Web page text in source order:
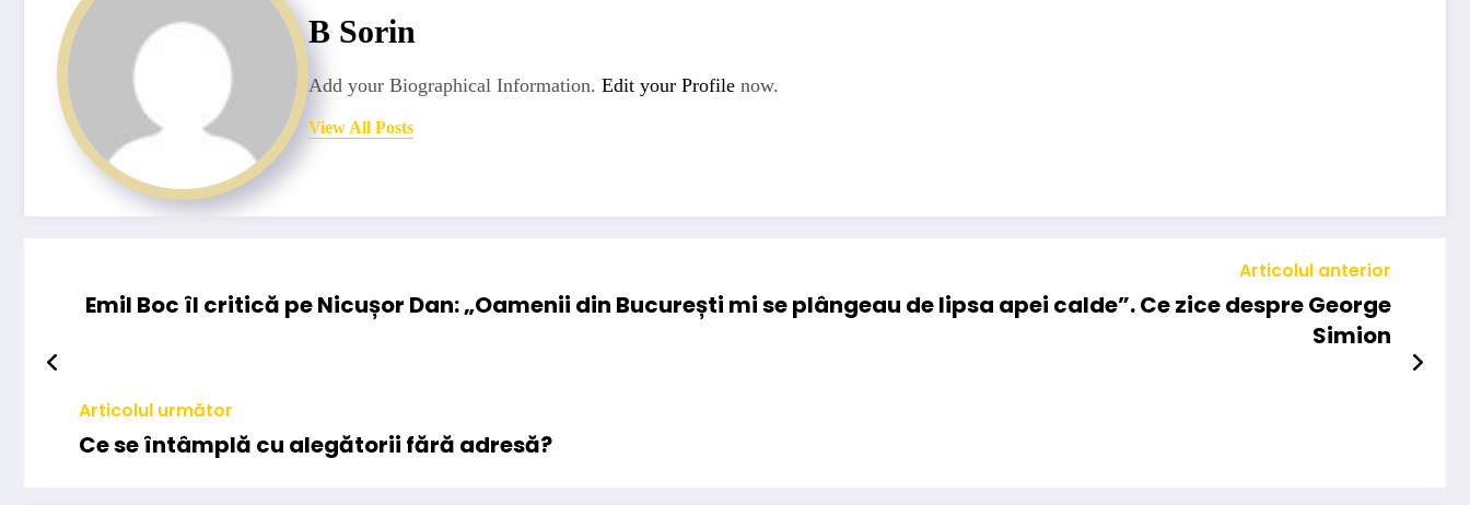
B Sorin
Add your Biographical Information. Edit your Profile now.
View All Posts
Articolul anterior
Emil Boc îl critică pe Nicușor Dan: „Oamenii din București mi se plângeau de lipsa apei calde”. Ce zice despre George
Simion
Articolul următor
Ce se întâmplă cu alegătorii fără adresă?